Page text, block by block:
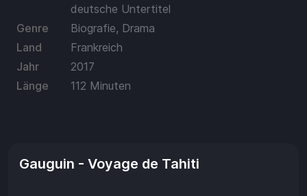
deutsche Untertitel
Genre
Biografie, Drama
Land
Frankreich
Jahr
2017
Länge
112 Minuten
Gauguin - Voyage de Tahiti